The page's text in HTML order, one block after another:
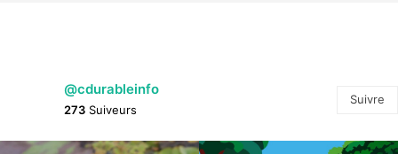
@cdurableinfo
273 Suiveurs
Suivre